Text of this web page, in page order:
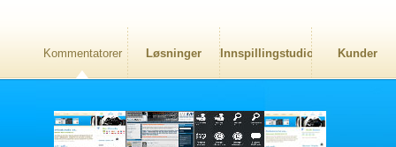
Kommentatorer Løsninger Innspillingstudio Kunder